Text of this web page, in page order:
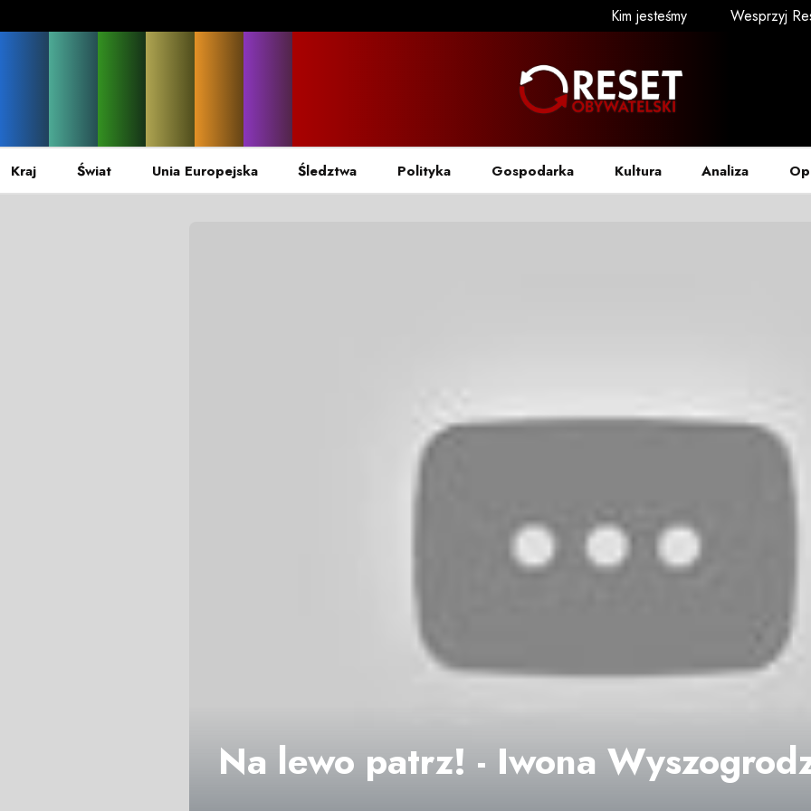
Kim jesteśmy Wesprzyj
Kraj Świat Unia Europejska Śledztwa Polityka Gospodarka Kultura Analiza
Na lewo patrz! - Iwona